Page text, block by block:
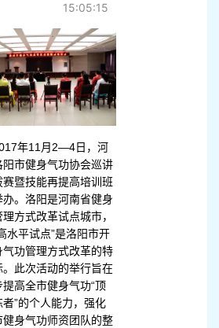
15:05:15
年11月2—4日，河
阳市健身气功协会巡讲
赛暨技能再提高培训班
办。洛阳是河南省健身
方式改革试点城市，
水平试点”是洛阳市开
气功管理方式改革的特
此次活动的举行旨在
提高全市健身气功“顶
者”的个人能力，强化
健身气功师资团队的整